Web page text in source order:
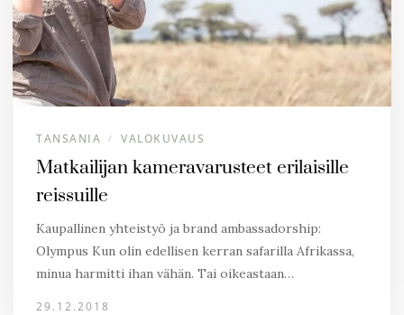
TANSANIA / VALOKUVAUS
Matkailijan kameravarusteet erilaisille
reissuille
Kaupallinen yhteistyö ja brand ambassadorship:
Olympus Kun olin edellisen kerran safarilla Afrikassa,
minua harmitti ihan vähän. Tai oikeastaan…
29.12.2018